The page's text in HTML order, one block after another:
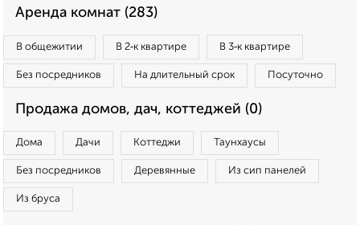
Аренда комнат (283)
В общежитии В 2‑к квартире В 3‑к квартире
Без посредников На длительный срок Посуточно
Продажа домов, дач, коттеджей (0)
Дома Дачи Коттеджи Таунхаусы
Без посредников Деревянные Из сип панелей
Из бруса